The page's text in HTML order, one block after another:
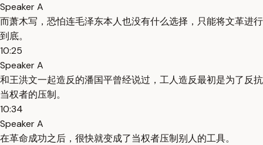
Speaker A
而萧木写，恐怕连毛泽东本人也没有什么选择，只能将文革进行
到底。
10:25
Speaker A
和王洪文一起造反的潘国平曾经说过，工人造反最初是为了反抗
当权者的压制。
10:34
Speaker A
在革命成功之后，很快就变成了当权者压制别人的工具。